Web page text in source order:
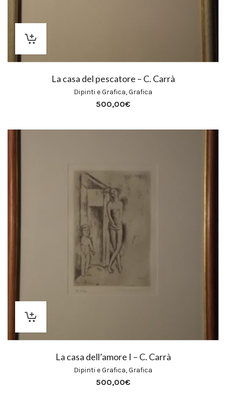
La casa del pescatore – C. Carrà
Dipinti e Grafica,Grafica
500,00€
La casa dell’amore I – C. Carrà
Dipinti e Grafica,Grafica
500,00€